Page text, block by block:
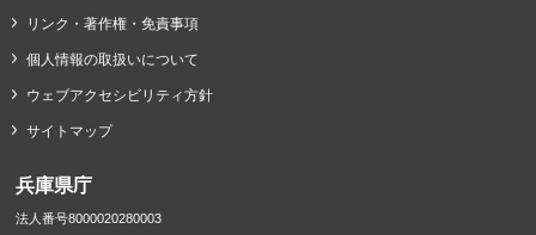
リンク・著作権・免責事項
個人情報の取扱いについて
ウェブアクセシビリティ方針
サイトマップ
兵庫県庁
法人番号8000020280003